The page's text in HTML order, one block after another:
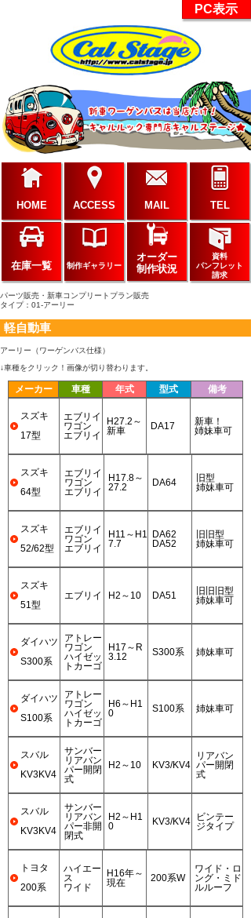
PC表示
HOME ACCESS MAIL TEL
在庫一覧 制作ギャラリー
オーダー
制作状況
資料
パンフレット
請求
パーツ販売・新車コンプリートプラン販売
タイプ：01-アーリー
軽自動車
アーリー（ワーゲンバス仕様）
↓車種をクリック！画像が切り替わります。
メーカー 車種 年式 型式 備考
スズキ
17型
エブリイ
ワゴン
エブリイ
H27.2～
新車
DA17
新車！
姉妹車可
スズキ
64型
エブリイ
ワゴン
エブリイ
H17.8～
27.2
DA64
旧型
姉妹車可
スズキ
52/62型
エブリイ
ワゴン
エブリイ
H11～H1
7.7
DA62
DA52
旧旧型
姉妹車可
スズキ
51型
エブリイ H2～10 DA51
旧旧旧型
姉妹車可
ダイハツ
S300系
アトレー
ワゴン
ハイゼッ
トカーゴ
H17～R
3.12
S300系 姉妹車可
ダイハツ
S100系
アトレー
ワゴン
ハイゼッ
トカーゴ
H6～H1
0
S100系 姉妹車可
スバル
KV3KV4
サンバー
リアバン
パー開閉
式
H2～10 KV3/KV4
リアバン
パー開閉
式
スバル
KV3KV4
サンバー
リアバン
パー非開
閉式
H2～H1
0
KV3/KV4
ビンテー
ジタイプ
トヨタ
200系
ハイエー
ス
ワイド
H16年～
現在
200系W
ワイド・ロ
ング・ミド
ルルーフ